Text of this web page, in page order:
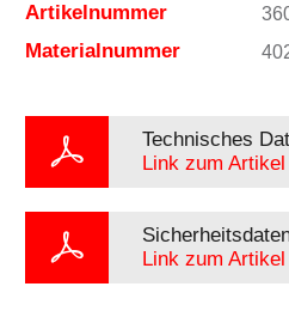
Artikelnummer
Materialnummer
Technisches
Link zum Artikel
Link zum Artikel